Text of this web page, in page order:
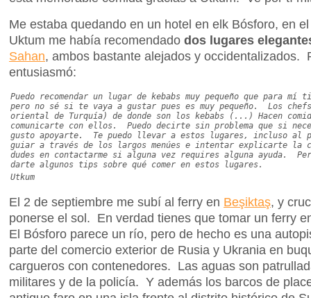
Me estaba quedando en un hotel en elk Bósforo, en
Uktum me había recomendado dos lugares
Sahan, ambos bastante alejados y occidentalizados.
entusiasmó:
Puedo recomendar un lugar de kebabs muy pequeño que para
pero no sé si te vaya a gustar pues es muy pequeño. Los
oriental de Turquía) de donde son los kebabs (...) Hacen
comunicarte con ellos. Puedo decirte sin problema que si
gusto apoyarte. Te puedo llevar a estos lugares, incluso al
guiar a través de los largos menúes e intentar explicarte la
dudes en contactarme si alguna vez requires alguna ayuda.
darte algunos tips sobre qué comer en estos lugares.
Utkum
El 2 de septiembre me subí al ferry en Beşiktaş, y
ponerse el sol. En verdad tienes que tomar un ferry
El Bósforo parece un río, pero de hecho es una
parte del comercio exterior de Rusia y Ukrania en
cargueros con contenedores. Las aguas son
militares y de la policía. Y además los barcos de